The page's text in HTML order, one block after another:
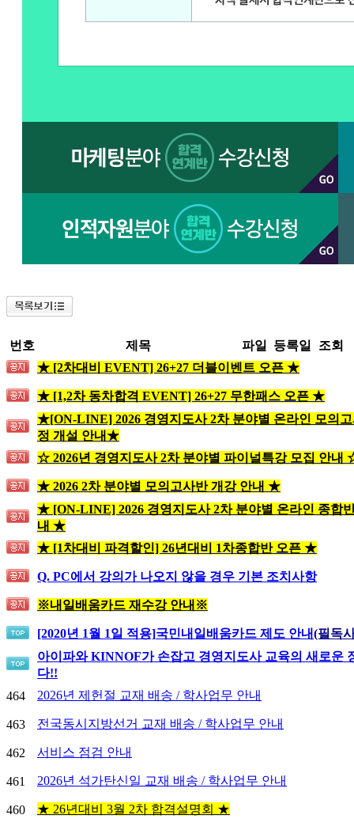
번호 제목 파일 등록일
조회
★ [2차대비 EVENT] 26+27 더블이벤트 오픈 ★
★ [1,2차 동차합격 EVENT] 26+27 무한패스 오픈 ★
★[ON-LINE] 2026 경영지도사 2차 분야별 온라인 모의
정 개설 안내★
☆ 2026년 경영지도사 2차 분야별 파이널특강 모집 안내
★ 2026 2차 분야별 모의고사반 개강 안내 ★
★ [ON-LINE] 2026 경영지도사 2차 분야별 온라인 종합
내 ★
★ [1차대비 파격할인] 26년대비 1차종합반 오픈 ★
Q. PC에서 강의가 나오지 않을 경우 기본 조치사항
※내일배움카드 재수강 안내※
[2020년 1월 1일 적용]국민내일배움카드 제도 안내(필독
아이파와 KINNOF가 손잡고 경영지도사 교육의 새로운
다!!
464
2026년 제헌절 교재 배송 / 학사업무 안내
463 전국동시지방선거 교재 배송 / 학사업무 안내
462 서비스 점검 안내
461 2026년 석가탄신일 교재 배송 / 학사업무 안내
460 ★ 26년대비 3월 2차 합격설명회 ★